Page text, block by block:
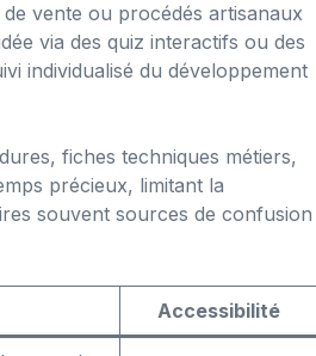
vente ou procédés artisanaux
via des quiz interactifs ou des
individualisé du développement
fiches techniques métiers,
précieux, limitant la
souvent sources de confusion
Accessibilité